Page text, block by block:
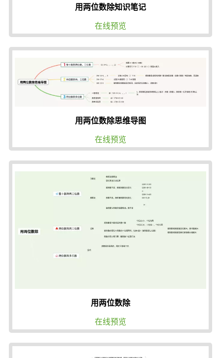
用两位数除知识笔记
在线预览
用两位数除思维导图
在线预览
用两位数除
在线预览